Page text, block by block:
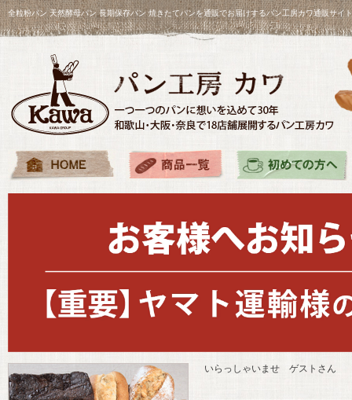
全粒粉パン 天然酵母パン 長期保存パン 焼きたてパンを通販でお届けするパン工房カワ通販サイト
いらっしゃいませ ゲストさん